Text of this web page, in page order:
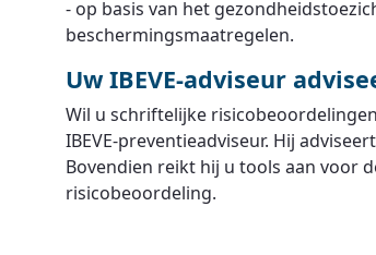
- op basis van het
beschermingsmaatregelen.
Uw IBEVE-adviseur
Wil u schriftelijke
IBEVE-preventieadviseur. Hij
Bovendien reikt hij u tools aan voor
risicobeoordeling.